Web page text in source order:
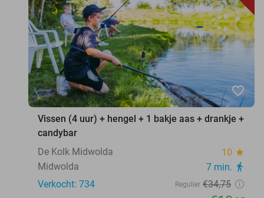
favorite_border
Vissen (4 uur) + hengel + 1 bakje aas + drankje +
candybar
De Kolk Midwolda
10 star
Midwolda 7 min. directions_walk
Verkocht: 734 Regulier €34,75